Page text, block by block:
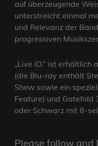
auf überzeugende
unterstreicht einmal
und Relevanz der
progressiven
„Live ID.“ ist
(die Blu-ray enthält
Show sowie ein
Feature) und Gatefold
oder Schwarz mit 8-
Please follow and